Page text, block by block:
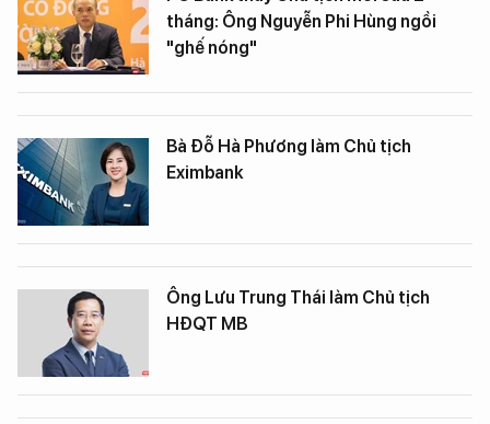
tháng: Ông Nguyễn Phi Hùng ngồi
"ghế nóng"
Bà Đỗ Hà Phương làm Chủ tịch
Eximbank
Ông Lưu Trung Thái làm Chủ tịch
HĐQT MB